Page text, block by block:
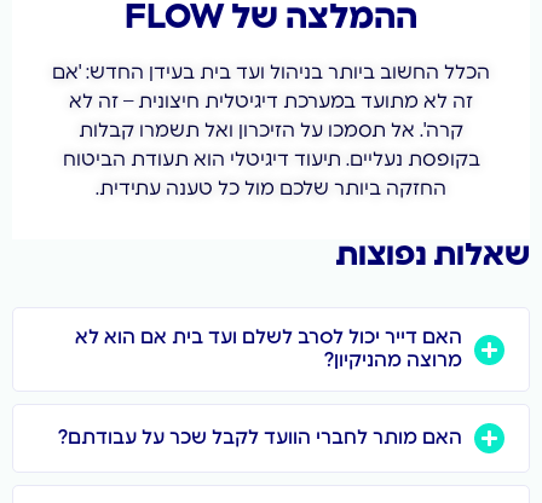
ההמלצה של FLOW
ביותר בניהול ועד בית בעידן החדש: 'אם
מתועד במערכת דיגיטלית חיצונית – זה לא
אל תסמכו על הזיכרון ואל תשמרו קבלות
נעליים. תיעוד דיגיטלי הוא תעודת הביטוח
החזקה ביותר שלכם מול כל טענה עתידית.
נפוצות
דייר יכול לסרב לשלם ועד בית אם הוא לא
מהניקיון?
מותר לחברי הוועד לקבל שכר על עבודתם?